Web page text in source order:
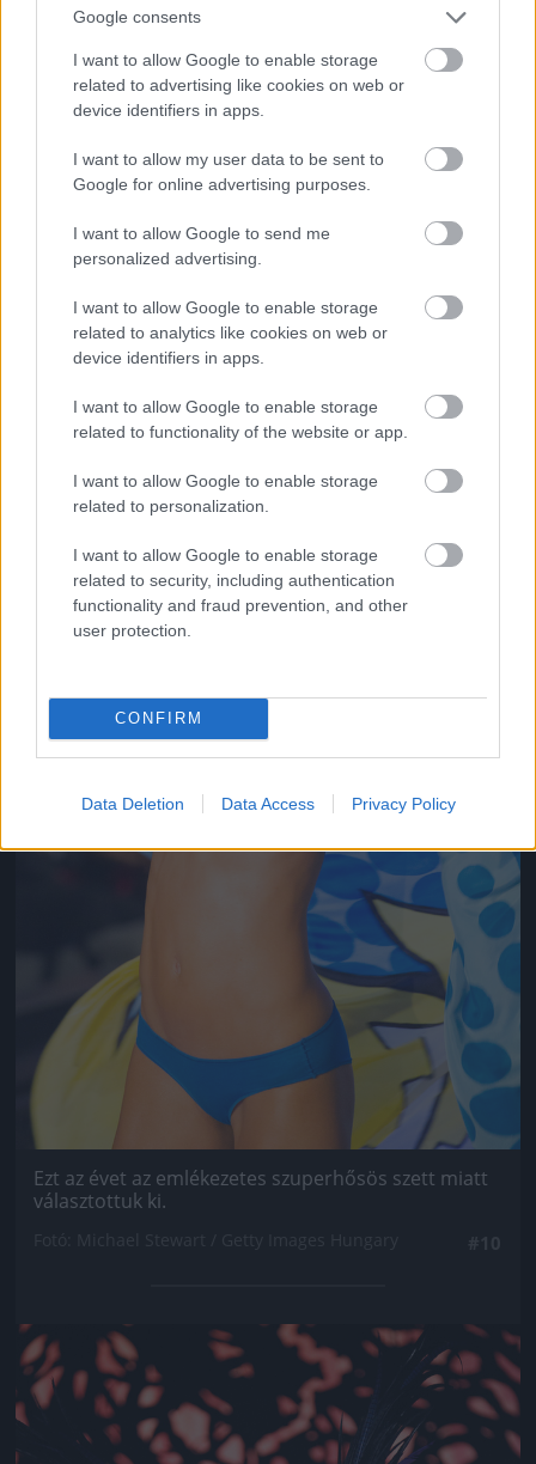
Google consents
I want to allow Google to enable storage
related to advertising like cookies on web or
device identifiers in apps.
I want to allow my user data to be sent to
Google for online advertising purposes.
I want to allow Google to send me
personalized advertising.
I want to allow Google to enable storage
related to analytics like cookies on web or
device identifiers in apps.
I want to allow Google to enable storage
related to functionality of the website or app.
I want to allow Google to enable storage
related to personalization.
I want to allow Google to enable storage
related to security, including authentication
functionality and fraud prevention, and other
user protection.
CONFIRM
Data Deletion Data Access Privacy Policy
2011.
Fotó: Randy Brooke / Getty Images Hungary
Jön még kép!
Ezt az évet az emlékezetes szuperhősös szett miatt
választottuk ki.
Jön még kép!